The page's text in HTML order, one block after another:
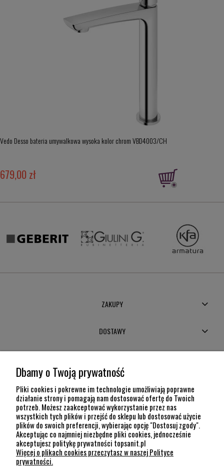
Vedo Desso bateria umywalkowa wysoka kolor chrom VBD4003/CH
679,00 zł
ZAKUPY
DOSTAWY
POMOC
INFORMACJE
KONTAKT
12 307 26 20
Kraków, 30-704 Na Dołach 8
Dbamy o Twoją prywatność
Pliki cookies i pokrewne im technologie umożliwiają poprawne
działanie strony i pomagają nam dostosować ofertę do Twoich
potrzeb. Możesz zaakceptować wykorzystanie przez nas
wszystkich tych plików i przejść do sklepu lub dostosować użycie
plików do swoich preferencji, wybierając opcję "Dostosuj zgody".
Akceptując co najmniej niezbędne pliki cookies, jednocześnie
akceptujesz politykę prywatności topsanit.pl
Więcej o plikach cookies przeczytasz w naszej Polityce
prywatności.